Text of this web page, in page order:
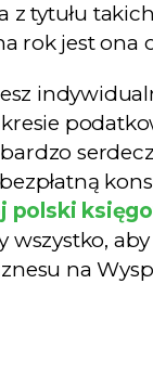
z tytułu
rok jest ona
polski
wszystko,
na